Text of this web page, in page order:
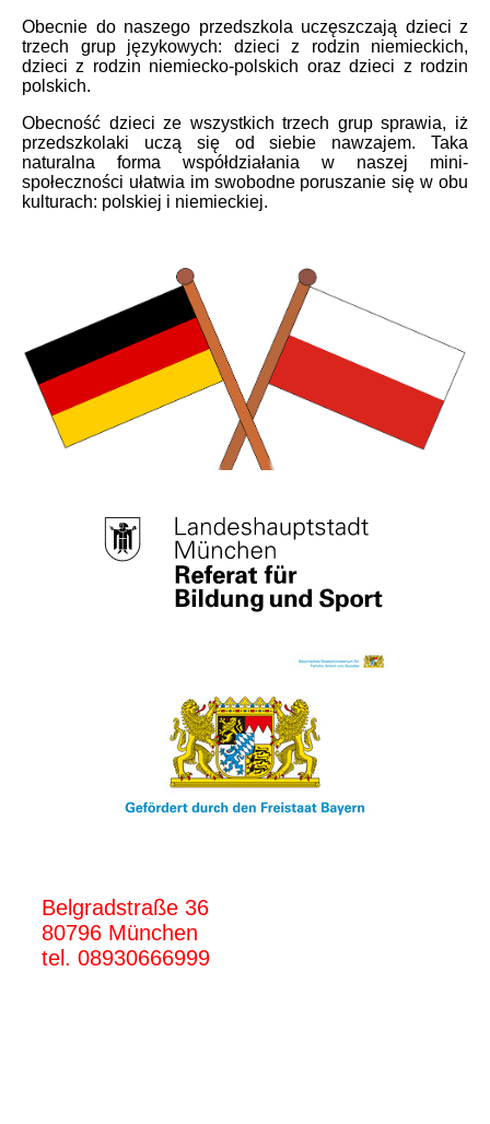
Obecnie do naszego przedszkola uczęszczają dzieci z
trzech grup językowych: dzieci z rodzin niemieckich,
dzieci z rodzin niemiecko-polskich oraz dzieci z rodzin
polskich.
Obecność dzieci ze wszystkich trzech grup sprawia, iż
przedszkolaki uczą się od siebie nawzajem. Taka
naturalna forma współdziałania w naszej mini-
społeczności ułatwia im swobodne poruszanie się w obu
kulturach: polskiej i niemieckiej.
Belgradstraße 36
80796 München
tel. 08930666999